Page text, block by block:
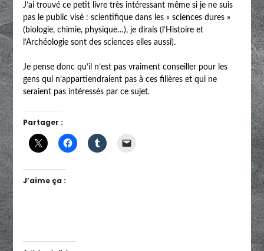
J’ai trouvé ce petit livre très intéressant même si je ne suis
pas le public visé : scientifique dans les « sciences dures »
(biologie, chimie, physique…), je dirais (l’Histoire et
l’Archéologie sont des sciences elles aussi).
Je pense donc qu’il n’est pas vraiment conseiller pour les
gens qui n’appartiendraient pas à ces filières et qui ne
seraient pas intéressés par ce sujet.
Partager :
J’aime ça :